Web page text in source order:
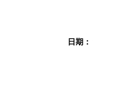
日期：